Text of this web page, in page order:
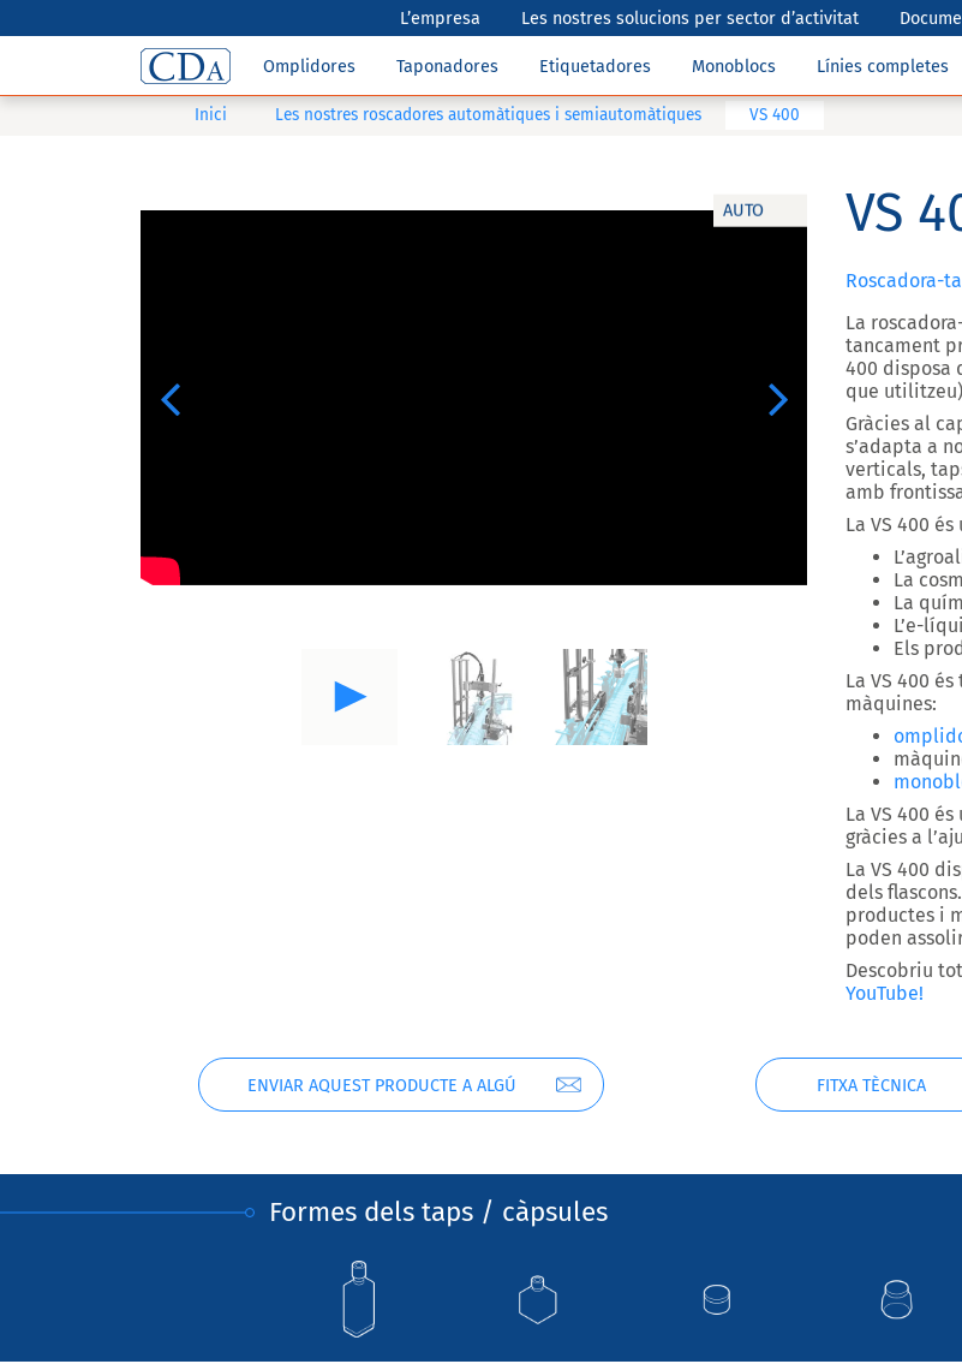
L’empresa Les nostres solucions per sector d’activitat
Omplidores Taponadores Etiquetadores Monoblocs Línies completes
Inici Les nostres roscadores automàtiques i semiautomàtiques VS 400
AUTO
Previous Next
VS
Roscadora-
La
tancament
400 disposa
que
Gràcies al
s’adapta a
verticals,
amb
La VS 400
La
La
L’e-
Els
La VS 400 és
màquines:
La VS 400
gràcies a
La VS 400
dels flascons
productes i
poden
Descobriu
YouTube!
ENVIAR AQUEST PRODUCTE A ALGÚ FITXA TÈCNICA
Formes dels taps / càpsules